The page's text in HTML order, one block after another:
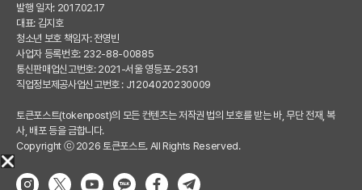
발행 일자: 2017.02.17
대표: 김지호
청소년 보호 책임자: 전영빈
사업자 등록번호: 232-88-00885
통신판매업신고번호: 2021-서울 영등포-2531
직업정보제공사업신고번호 : J1204020230009
토큰포스트(tokenpost)의 모든 컨텐츠는 저작권 법의 보호를 받는 바, 무단 전재, 복
사, 배포 등을 금합니다.
Copyright ⓒ 2026 토큰포스트. All Rights Reserved.